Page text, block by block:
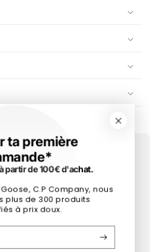
de la même taille
?
voir tous les produits
ta première
partir de 100€ d'achat.
C.P Company, nous
plus de 300 produits
à prix doux.